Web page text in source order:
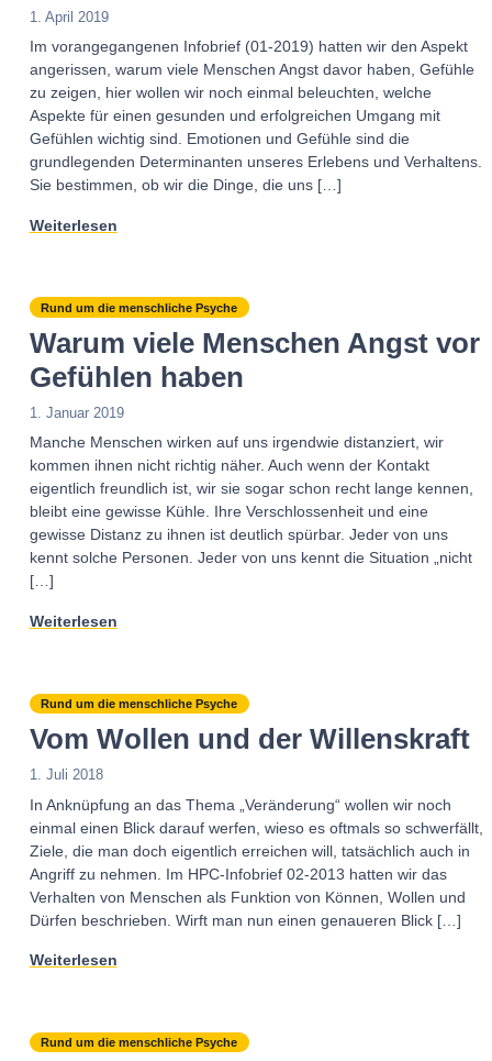
1. April 2019
Im vorangegangenen Infobrief (01-2019) hatten wir den Aspekt
angerissen, warum viele Menschen Angst davor haben, Gefühle
zu zeigen, hier wollen wir noch einmal beleuchten, welche
Aspekte für einen gesunden und erfolgreichen Umgang mit
Gefühlen wichtig sind. Emotionen und Gefühle sind die
grundlegenden Determinanten unseres Erlebens und Verhaltens.
Sie bestimmen, ob wir die Dinge, die uns […]
Weiterlesen
Rund um die menschliche Psyche
Warum viele Menschen Angst vor
Gefühlen haben
1. Januar 2019
Manche Menschen wirken auf uns irgendwie distanziert, wir
kommen ihnen nicht richtig näher. Auch wenn der Kontakt
eigentlich freundlich ist, wir sie sogar schon recht lange kennen,
bleibt eine gewisse Kühle. Ihre Verschlossenheit und eine
gewisse Distanz zu ihnen ist deutlich spürbar. Jeder von uns
kennt solche Personen. Jeder von uns kennt die Situation „nicht
[…]
Weiterlesen
Rund um die menschliche Psyche
Vom Wollen und der Willenskraft
1. Juli 2018
In Anknüpfung an das Thema „Veränderung“ wollen wir noch
einmal einen Blick darauf werfen, wieso es oftmals so schwerfällt,
Ziele, die man doch eigentlich erreichen will, tatsächlich auch in
Angriff zu nehmen. Im HPC-Infobrief 02-2013 hatten wir das
Verhalten von Menschen als Funktion von Können, Wollen und
Dürfen beschrieben. Wirft man nun einen genaueren Blick […]
Weiterlesen
Rund um die menschliche Psyche